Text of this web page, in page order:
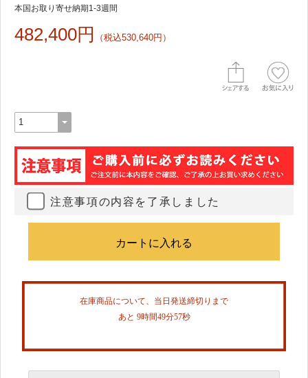
本国お取り寄せ納期1-3週間
482,400円 （税込530,640円）
注意事項の内容を了承しました
在庫商品について、当日発送締切りまで
あと 9時間49分56秒